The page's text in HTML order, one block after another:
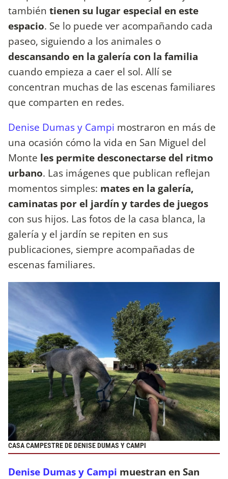
también tienen su lugar especial en este
espacio. Se lo puede ver acompañando cada
paseo, siguiendo a los animales o
descansando en la galería con la familia
cuando empieza a caer el sol. Allí se
concentran muchas de las escenas familiares
que comparten en redes.
Denise Dumas y Campi mostraron en más de
una ocasión cómo la vida en San Miguel del
Monte les permite desconectarse del ritmo
urbano. Las imágenes que publican reflejan
momentos simples: mates en la galería,
caminatas por el jardín y tardes de juegos
con sus hijos. Las fotos de la casa blanca, la
galería y el jardín se repiten en sus
publicaciones, siempre acompañadas de
escenas familiares.
CASA CAMPESTRE DE DENISE DUMAS Y CAMPI
Denise Dumas y Campi muestran en San